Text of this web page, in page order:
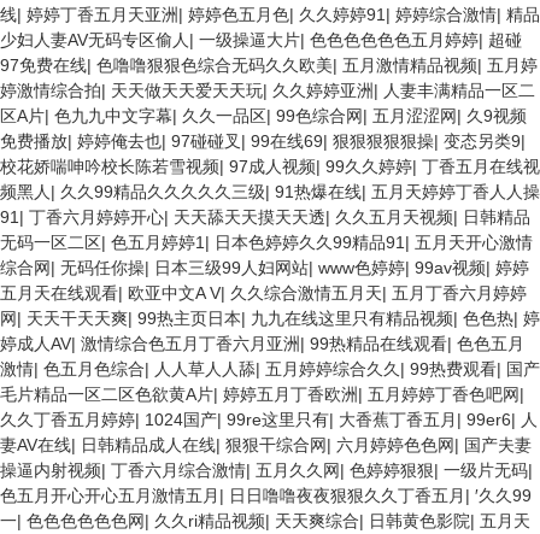
线| 婷婷丁香五月天亚洲| 婷婷色五月色| 久久婷婷91 | 婷婷综合激情| 精品
少妇人妻AV无码专区偷人 | 一级操逼大片| 色色色色色色五月婷婷| 超碰
97免费在线| 色噜噜狠狠色综合无码久久欧美| 五月激情精品视频| 五月婷
婷激情综合拍| 天天做天天爱天天玩| 久久婷婷亚洲| 人妻丰满精品一区二
区A片| 色九九中文字幕| 久久一品区| 99色综合网| 五月涩涩网| 久9视频
免费播放| 婷婷俺去也| 97碰碰叉 | 99在线69| 狠狠狠狠狠操| 变态另类9|
校花娇喘呻吟校长陈若雪视频| 97成人视频| 99久久婷婷| 丁香五月在线视
频黑人 | 久久99精品久久久久久三级| 91热爆在线| 五月天婷婷丁香人人操
91 | 丁香六月婷婷开心| 天天舔天天摸天天透| 久久五月天视频| 日韩精品
无码一区二区| 色五月婷婷1 | 日本色婷婷久久99精品91 | 五月天开心激情
综合网| 无码任你操| 日本三级99人妇网站| www色婷婷| 99av视频| 婷婷
五月天在线观看| 欧亚中文A V| 久久综合激情五月天| 五月丁香六月婷婷
网| 天天干天天爽| 99热主页日本| 九九在线这里只有精品视频| 色色热| 婷
婷成人AV| 激情综合色五月丁香六月亚洲| 99热精品在线观看| 色色五月
激情| 色五月色综合| 人人草人人舔| 五月婷婷综合久久 | 99热费观看| 国产
毛片精品一区二区色欲黄A片| 婷婷五月丁香欧洲| 五月婷婷丁香色吧网|
久久丁香五月婷婷| 1024国产| 99re这里只有| 大香蕉丁香五月 | 99er6| 人
妻AV在线| 日韩精品成人在线| 狠狠干综合网| 六月婷婷色色网| 国产夫妻
操逼内射视频| 丁香六月综合激情| 五月久久网| 色婷婷狠狠| 一级片无码|
色五月开心开心五月激情五月 | 日日噜噜夜夜狠狠久久丁香五月 | ′久久99
一| 色色色色色色网| 久久ri精品视频| 天天爽综合| 日韩黄色影院| 五月天